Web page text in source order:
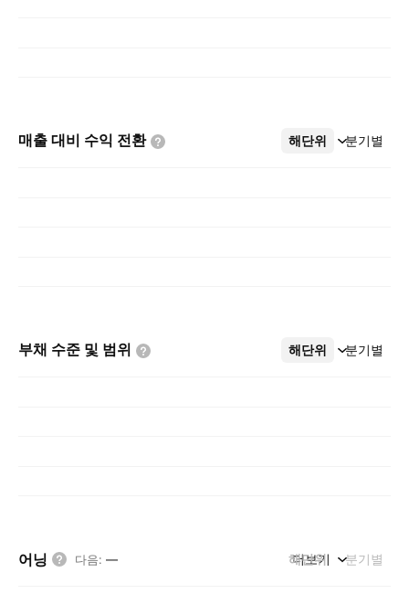
매출 대비 수익 전환 해단위 분기별
더보기
부채 수준 및 범위 해단위 분기별
더보기
어닝 다음: — 해단위 분기별
더보기